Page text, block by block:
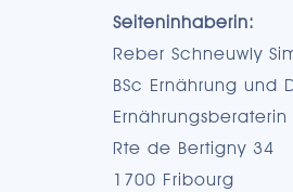
Seiteninhaberin:
Reber Schneuwly
BSc Ernährung und
Ernährungsberaterin
Rte de Bertigny 34
1700 Fribourg